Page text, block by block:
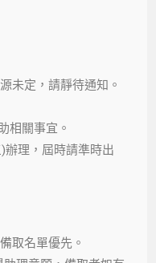
未定，請靜待通知。
相關事宜。
辦理，屆時請準時出
取名單優先。